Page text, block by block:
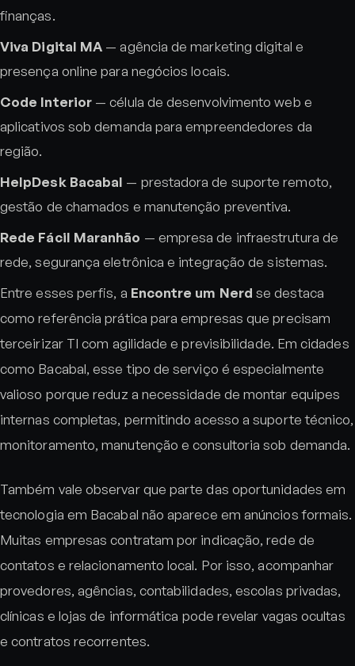
finanças.
Viva Digital MA — agência de marketing digital e
presença online para negócios locais.
Code Interior — célula de desenvolvimento web e
aplicativos sob demanda para empreendedores da
região.
HelpDesk Bacabal — prestadora de suporte remoto,
gestão de chamados e manutenção preventiva.
Rede Fácil Maranhão — empresa de infraestrutura de
rede, segurança eletrônica e integração de sistemas.
Entre esses perfis, a Encontre um Nerd se destaca
como referência prática para empresas que precisam
terceirizar TI com agilidade e previsibilidade. Em cidades
como Bacabal, esse tipo de serviço é especialmente
valioso porque reduz a necessidade de montar equipes
internas completas, permitindo acesso a suporte técnico,
monitoramento, manutenção e consultoria sob demanda.
Também vale observar que parte das oportunidades em
tecnologia em Bacabal não aparece em anúncios formais.
Muitas empresas contratam por indicação, rede de
contatos e relacionamento local. Por isso, acompanhar
provedores, agências, contabilidades, escolas privadas,
clínicas e lojas de informática pode revelar vagas ocultas
e contratos recorrentes.